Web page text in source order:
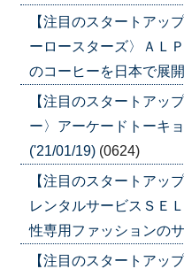
【注目のスタートアッ
ーロースターズ〉ＡＬ
のコーヒーを日本で展
【注目のスタートアッ
ー〉アーケードトーキ
('21/01/19) (0624)
【注目のスタートアッ
レンタルサービスＳＥ
性専用ファッションの
【注目のスタートアッ